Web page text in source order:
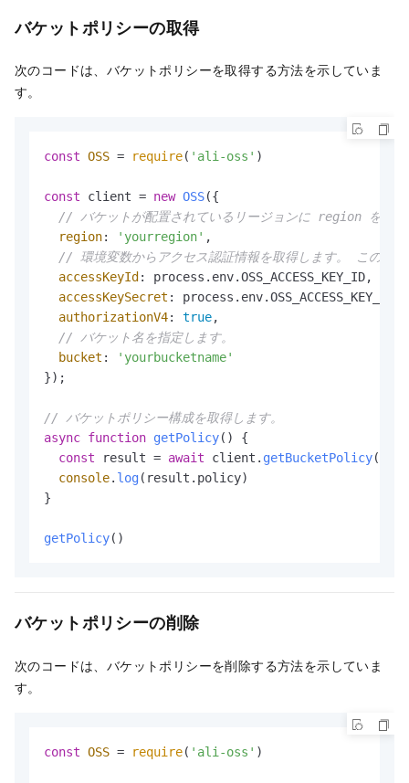
バケットポリシーの取得
次のコードは、バケットポリシーを取得する方法を示していま
す。
const OSS = require( 'ali-oss' )
const client = new OSS({
// バケットが配置されているリージョンに region を設
region: 'yourregion' ,
// 環境変数からアクセス認証情報を取得します。 このサン
accessKeyId : process. env.OSS_ACCESS_KEY_ID,
accessKeySecret : process. env.
authorizationV4: true,
// バケット名を指定します。
bucket :
'yourbucketname'
});
// バケットポリシー構成を取得します。
async function getPolicy( ) {
const result = await client. getBucketPolicy(
console. log(result. policy)
}
getPolicy()
バケットポリシーの削除
次のコードは、バケットポリシーを削除する方法を示していま
す。
const OSS = require( 'ali-oss' )